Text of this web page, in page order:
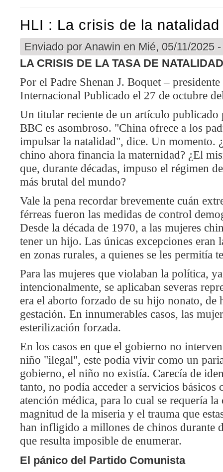
HLI : La crisis de la
Enviado porAnawin en Mié, 05/11/2025
LA CRISIS DE LA TASA DE
Por el Padre Shenan J. Boquet –
Internacional Publicado el 27 de octubre
Un titular reciente de un artículo publicado
BBC es asombroso. "China ofrece a los
impulsar la natalidad", dice. Un momento.
chino ahora financia la maternidad? ¿El
que, durante décadas, impuso el régimen
más brutal del mundo?
Vale la pena recordar brevemente cuán
férreas fueron las medidas de control
Desde la década de 1970, a las mujeres
tener un hijo. Las únicas excepciones eran
en zonas rurales, a quienes se les permitía
Para las mujeres que violaban la política,
intencionalmente, se aplicaban severas
era el aborto forzado de su hijo nonato, de
gestación. En innumerables casos, las
esterilización forzada.
En los casos en que el gobierno no
niño "ilegal", este podía vivir como un
gobierno, el niño no existía. Carecía de
tanto, no podía acceder a servicios básicos
atención médica, para lo cual se requería
magnitud de la miseria y el trauma que
han infligido a millones de chinos durante
que resulta imposible de enumerar.
El pánico del Partido Comunista